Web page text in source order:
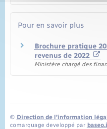
Pour en savoir plus
Brochure pratique
revenus de 2022
Ministère chargé des
© Direction de l’information
comarquage developpé par